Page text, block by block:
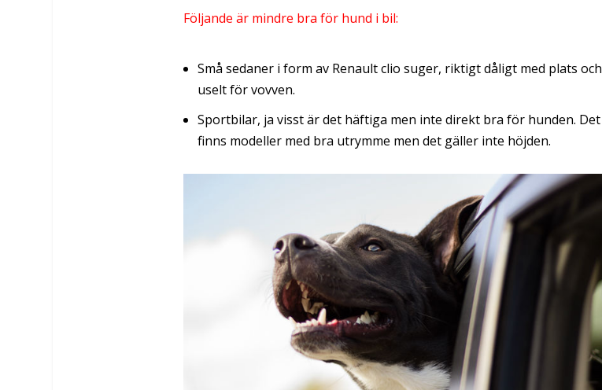
Följande är mindre bra för hund i bil:
Små sedaner i form av Renault clio suger, riktigt dåligt med plats och
uselt för vovven.
Sportbilar, ja visst är det häftiga men inte direkt bra för hunden. Det
finns modeller med bra utrymme men det gäller inte höjden.